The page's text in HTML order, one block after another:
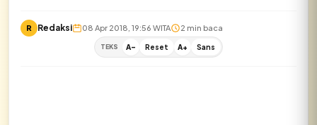
R Redaksi 08 Apr 2018, 19:56 WITA 2 min baca
TEKS A- Reset A+ Sans